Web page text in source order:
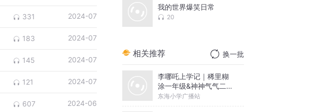
331 2024-07
183 2024-07
145 2024-07
121 2024-07
607 2024-06
我的世界爆笑日常
20
相关推荐 换一批
李哪吒上学记｜稀里糊
涂一年级&神神气气二年
级
东海小学广播站